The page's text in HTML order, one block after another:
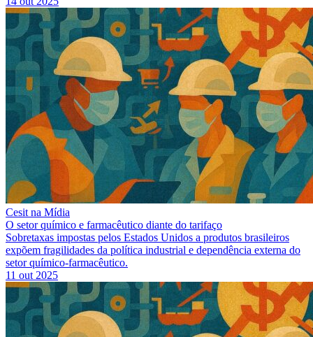
Cesit na Mídia
O setor químico e farmacêutico diante do tarifaço
Sobretaxas impostas pelos Estados Unidos a produtos brasileiros
expõem fragilidades da política industrial e dependência externa do
setor químico-farmacêutico.
11 out 2025